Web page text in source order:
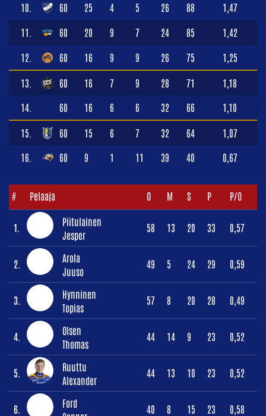
10. 60 25 4 5 26 88 1,47
11. 60 20 9 7 24 85 1,42
12. 60 16 9 9 26 75 1,25
13. 60 16 7 9 28 71 1,18
14. 60 16 6 6 32 66 1,10
15. 60 15 6 7 32 64 1,07
16. 60 9 1 11 39 40 0,67
# Pelaaja O M S P P/O
1.
Piitulainen
Jesper
58 13 20 33 0,57
2.
Arola
Juuso
49 5 24 29 0,59
3.
Hynninen
Topias
57 8 20 28 0,49
4.
Olsen
Thomas
44 14 9 23 0,52
5.
Ruuttu
Alexander
44 13 10 23 0,52
6.
Ford
40 8 15 23 0,58